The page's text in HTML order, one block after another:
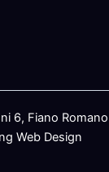
6, Fiano Romano
Web Design